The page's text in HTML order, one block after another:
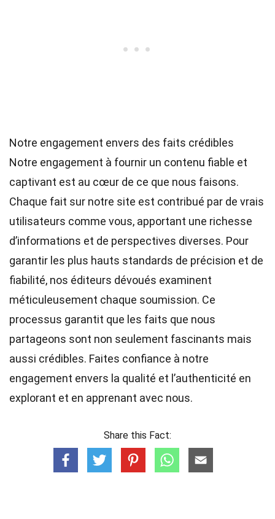
Notre engagement envers des faits crédibles
Notre engagement à fournir un contenu fiable et
captivant est au cœur de ce que nous faisons.
Chaque fait sur notre site est contribué par de vrais
utilisateurs comme vous, apportant une richesse
d’informations et de perspectives diverses. Pour
garantir les plus hauts standards de précision et de
fiabilité, nos éditeurs dévoués examinent
méticuleusement chaque soumission. Ce
processus garantit que les faits que nous
partageons sont non seulement fascinants mais
aussi crédibles. Faites confiance à notre
engagement envers la qualité et l’authenticité en
explorant et en apprenant avec nous.
Share this Fact: